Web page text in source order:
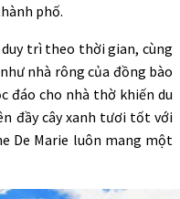
phố.
trì theo thời gian, cùng
nhà rông của đồng bào
đáo cho nhà thờ khiến du
đầy cây xanh tươi tốt với
De Marie luôn mang một